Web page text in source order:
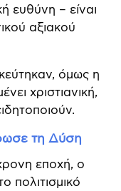
ευθύνη – είναι
αξιακού
όμως η
χριστιανική,
τη Δύση
εποχή, ο
πολιτισμικό